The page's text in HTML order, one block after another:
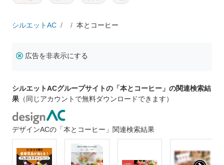
シルエットAC 本とコーヒー
広告を非表示にする
シルエットACグループサイトの「本とコーヒー」の関連検索結
果 （同じアカウントで無料ダウンロードできます）
デザインACの「本とコーヒー」関連検索結果